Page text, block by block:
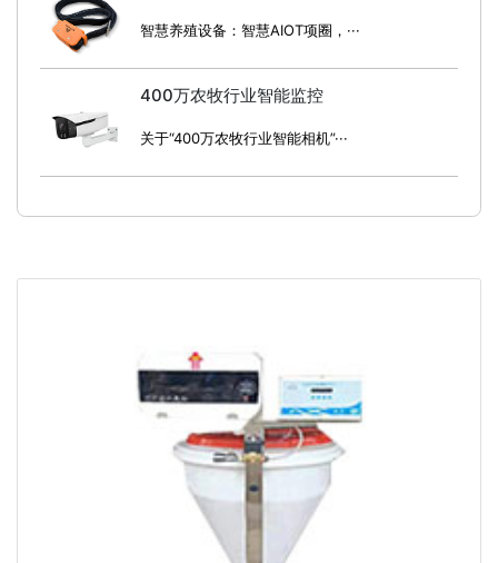
环境监测设备
智慧畜牧环境监测设备
智慧养殖设备：智慧AIOT项圈，···
400万农牧行业智能监控
关于“400万农牧行业智能相机”···